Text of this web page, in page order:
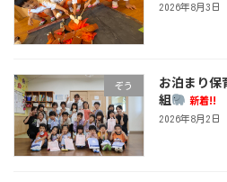
2026年8月3日
ぞう お泊まり保
組
新着!!
2026年8月2日